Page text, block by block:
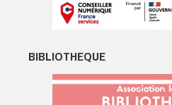
BIBLIOTHEQUE